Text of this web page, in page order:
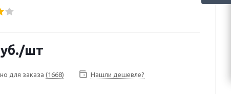
/шт
для заказа (1668) Нашли дешевле?